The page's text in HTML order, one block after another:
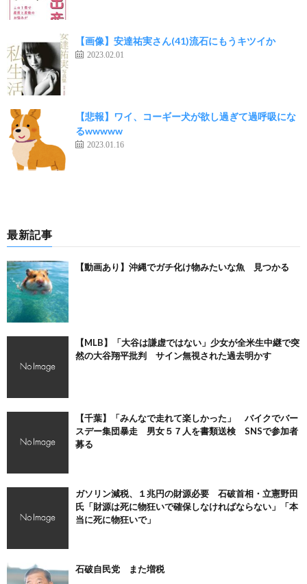
【画像】安達祐実さん(41)流石にもうキツイか
2023.02.01
【悲報】ワイ、コーギー犬が欲し過ぎて過呼吸にな
るwwwww
2023.01.16
最新記事
【動画あり】沖縄でガチ化け物みたいな魚 見つかる
【MLB】「大谷は謙虚ではない」少女が全米生中継で突
然の大谷翔平批判 サイン無視された過去明かす
【千葉】「みんなで走れて楽しかった」 バイクでバー
スデー集団暴走 男女５７人を書類送検 SNSで参加者
募る
ガソリン減税、１兆円の財源必要 石破首相・立憲野田
氏「財源は死に物狂いで確保しなければならない」「本
当に死に物狂いで」
石破自民党 また増税